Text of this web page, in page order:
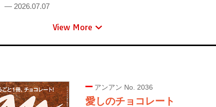
— 2026.07.07
View More
アンアン No. 2036
愛しのチョコレート